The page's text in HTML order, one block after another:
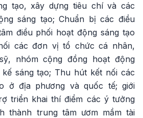
tạo, xây dựng tiêu chí và các
sáng tạo; Chuẩn bị các điều
điều phối hoạt động sáng tạo
các đơn vị tổ chức cá nhân,
nhóm cộng đồng hoạt động
sáng tạo; Thu hút kết nối các
ở địa phương và quốc tế; giới
triển khai thí điểm các ý tưởng
thành trung tâm ươm mầm tài